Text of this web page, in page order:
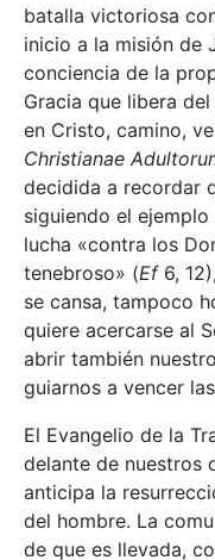
batalla victoriosa
inicio a la misión de
conciencia de la
Gracia que libera
en Cristo, camino,
Christianae
decidida a recordar
siguiendo el
lucha «contra los
tenebroso» (Ef 6,
se cansa, tampoco
quiere acercarse al
abrir también
guiarnos a vencer
El Evangelio de la
delante de nuestros
anticipa la
del hombre. La
de que es llevada,